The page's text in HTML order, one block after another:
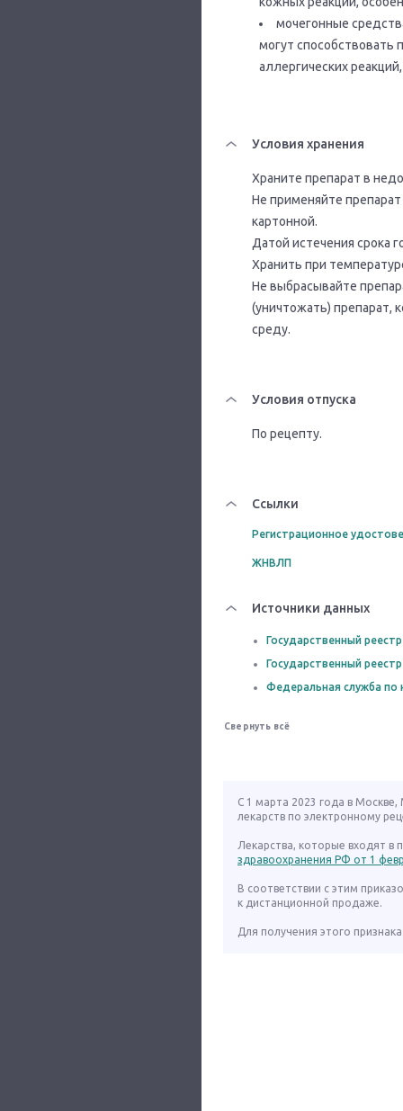
мочегонные
могут способствовать
аллергических
Условия хранения
Храните препарат в
Не применяйте препарат
картонной.
Датой истечения срока
Хранить при
Не выбрасывайте
(уничтожать)
среду.
Условия отпуска
По рецепту.
Ссылки
Регистрационное
ЖНВЛП
Источники данных
Государственный
Государственный
Федеральная служба по
Свернуть всё
С 1 марта 2023 года в
лекарств по электронному
Лекарства, которые входят в
здравоохранения РФ от 1
В соответствии с этим
к дистанционной продаже.
Для получения этого признака